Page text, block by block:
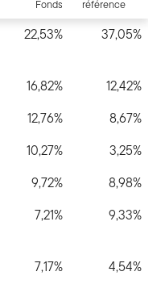
Fonds
référence
22,53% 37,05%
16,82%
12,42%
12,76%
8,67%
10,27%
3,25%
9,72%
8,98%
7,21% 9,33%
7,17% 4,54%